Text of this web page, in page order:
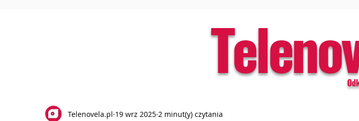
Telenovela.pl 19 wrz 2025 2 minut(y) czytania